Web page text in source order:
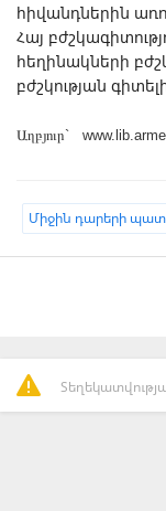
հիվանդներին
Հայ
հեղինակների
բժշկության
Աղբյուր`
Միջին դարերի